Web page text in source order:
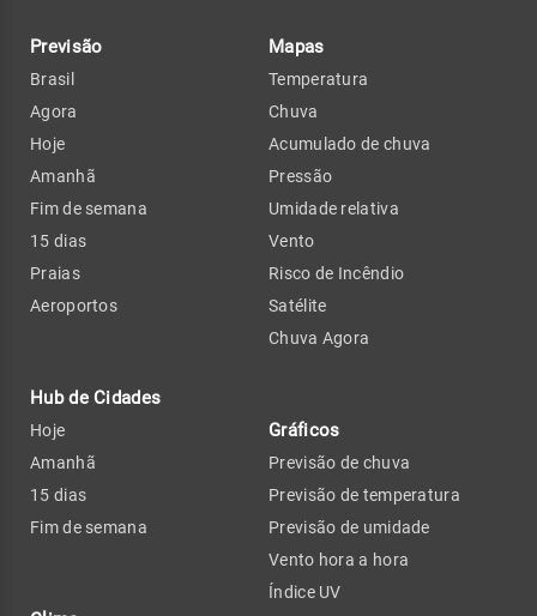
Previsão
Brasil
Agora
Hoje
Amanhã
Fim de semana
15 dias
Praias
Aeroportos
Hub de Cidades
Hoje
Amanhã
15 dias
Fim de semana
Mapas
Temperatura
Chuva
Acumulado de chuva
Pressão
Umidade relativa
Vento
Risco de Incêndio
Satélite
Chuva Agora
Gráficos
Previsão de chuva
Previsão de temperatura
Previsão de umidade
Vento hora a hora
Índice UV